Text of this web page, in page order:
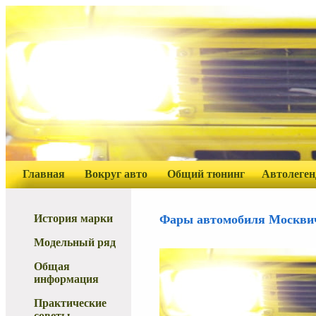
Главная Вокруг авто Общий тюнинг
История марки
Модельный ряд
Общая
информация
Практические
Фары автомобиля